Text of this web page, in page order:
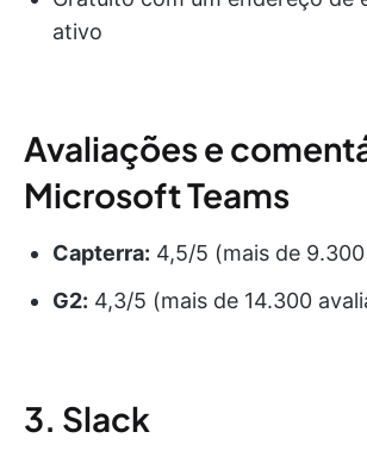
ativo
Avaliações e
Microsoft Teams
Capterra: 4,5/5 (mais de
G2: 4,3/5 (mais de 14.300
3. Slack